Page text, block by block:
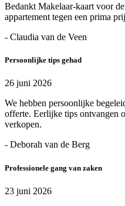
Bedankt Makelaar-kaart voor
appartement tegen een prima
- Claudia van de Veen
Persoonlijke tips gehad
26 juni 2026
We hebben persoonlijke
offerte. Eerlijke tips ontvangen
verkopen.
- Deborah van de Berg
Professionele gang van zaken
23 juni 2026